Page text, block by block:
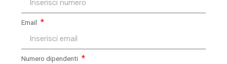
Email
Numero dipendenti